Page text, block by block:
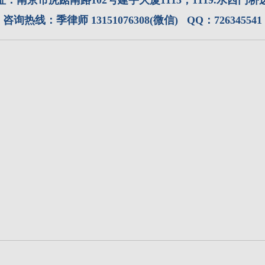
咨询热线：季律师 13151076308(微信) QQ：726345541